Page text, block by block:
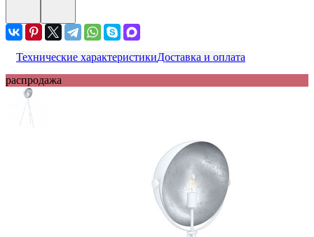
Технические характеристикиДоставка и оплата
распродажа